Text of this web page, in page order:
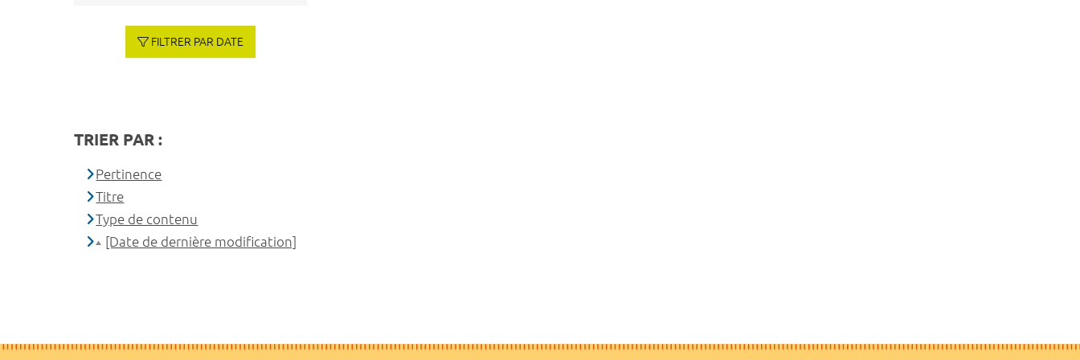
FILTRER PAR DATE
TRIER PAR :
Pertinence
Titre
Type de contenu
[Date de dernière modification]